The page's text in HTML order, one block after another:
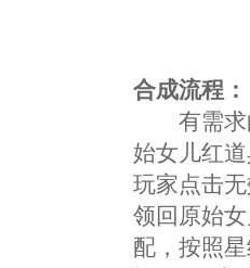
合成流程：
有需求
始女儿红
玩家点击
领回原始
配，按照